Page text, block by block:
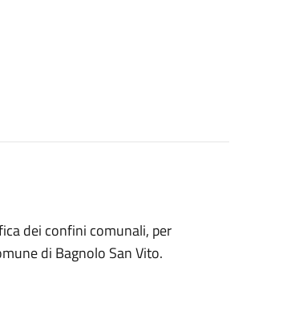
dei confini comunali, per
di Bagnolo San Vito.